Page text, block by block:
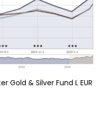
Gold & Silver Fund L EUR